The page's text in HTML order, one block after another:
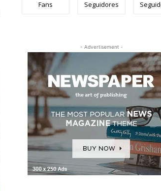
Fans Seguidores
- Advertisement -